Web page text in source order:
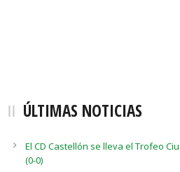
ÚLTIMAS NOTICIAS
El CD Castellón se lleva el Trofeo
(0-0)